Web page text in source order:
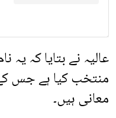
عالیہ نے بتایا کہ یہ
منتخب کیا ہے
معانی ہیں۔